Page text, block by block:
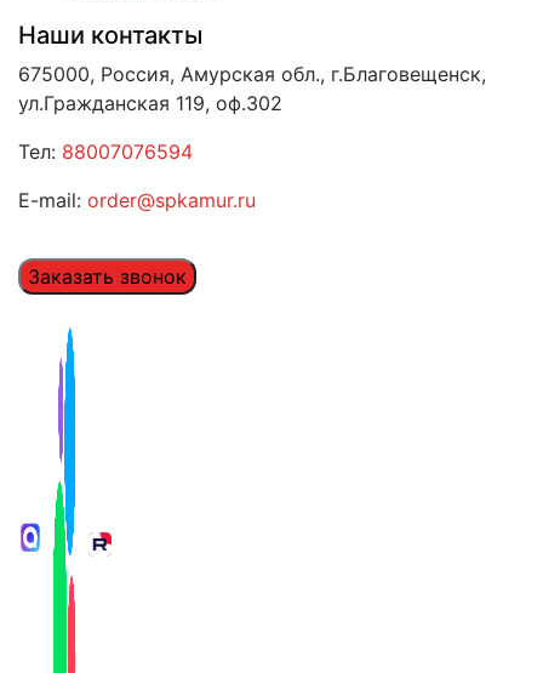
Наши контакты
675000, Россия, Амурская обл., г.Благовещенск,
ул.Гражданская 119, оф.302
Тел: 88007076594
E-mail: order@spkamur.ru
Заказать звонок